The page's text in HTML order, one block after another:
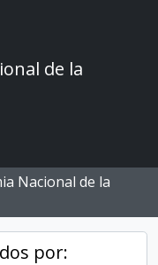
de la
Nacional de la
por: